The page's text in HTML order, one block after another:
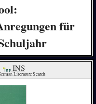
für
INS
Literature Search